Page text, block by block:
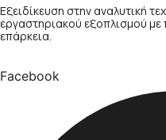
Εξειδίκευση στην αναλυτική
εργαστηριακού εξοπλισμού με
επάρκεια.
Facebook